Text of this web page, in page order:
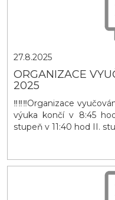
27.8.2025
ORGANIZACE
2025
‼️‼️‼️Organizace
výuka končí v 8:45
stupeň v 11:40 hod II.